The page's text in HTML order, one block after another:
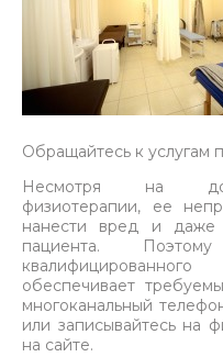
Обращайтесь к услугам
Несмотря на
физиотерапии, ее
нанести вред и даже
пациента.
обеспечивает
многоканальный
или записывайтесь на
на сайте.